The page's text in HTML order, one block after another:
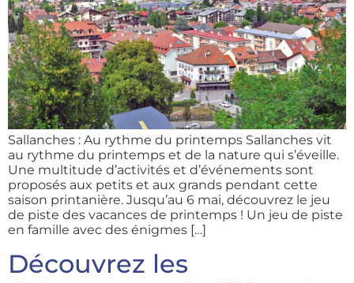
Sallanches : Au rythme du printemps Sallanches vit
au rythme du printemps et de la nature qui s’éveille.
Une multitude d’activités et d’événements sont
proposés aux petits et aux grands pendant cette
saison printanière. Jusqu’au 6 mai, découvrez le jeu
de piste des vacances de printemps ! Un jeu de piste
en famille avec des énigmes […]
Découvrez les